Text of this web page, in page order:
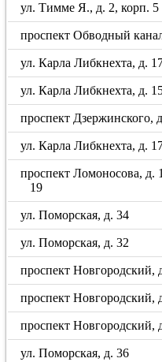
ул. Тимме Я., д. 2, корп. 5
проспект Обводный
ул. Карла Либкнехта, д.
ул. Карла Либкнехта, д.
проспект Дзержинского,
ул. Карла Либкнехта, д.
проспект Ломоносова, д.
19
ул. Поморская, д. 34
ул. Поморская, д. 32
проспект Новгородский,
проспект Новгородский,
проспект Новгородский,
ул. Поморская, д. 36